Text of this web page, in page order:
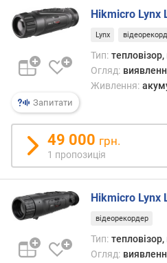
а
д
і
в
Г
ц
)
р
о
з
д
і
л
ь
Запитати
Hikmicro Lynx
Lynx
Тип:
Огляд:
Живлення:
49 000 грн.
1 пропозиція
Hikmicro Lynx
відеорекордер
Тип:
Огляд: